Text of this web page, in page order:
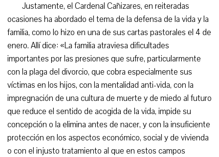
Justamente, el Cardenal Cañizares, en reiteradas
ocasiones ha abordado el tema de la defensa de la vida y la
familia, como lo hizo en una de sus cartas pastorales el 4 de
enero. Allí dice: «La familia atraviesa dificultades
importantes por las presiones que sufre, particularmente
con la plaga del divorcio, que cobra especialmente sus
víctimas en los hijos, con la mentalidad anti-vida, con la
impregnación de una cultura de muerte y de miedo al futuro
que reduce el sentido de acogida de la vida, impide su
concepción o la elimina antes de nacer, y con la insuficiente
protección en los aspectos económico, social y de vivienda
o con el injusto tratamiento al que en estos campos